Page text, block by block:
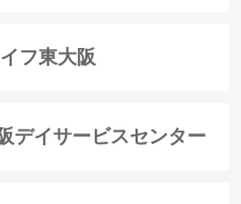
フ東大阪
デイサービスセンター